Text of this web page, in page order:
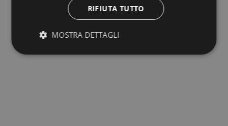
RIFIUTA TUTTO
MOSTRA DETTAGLI